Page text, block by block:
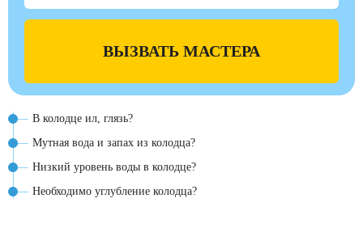
ВЫЗВАТЬ МАСТЕРА
В колодце ил, глязь?
Мутная вода и запах из колодца?
Низкий уровень воды в колодце?
Необходимо углубление колодца?